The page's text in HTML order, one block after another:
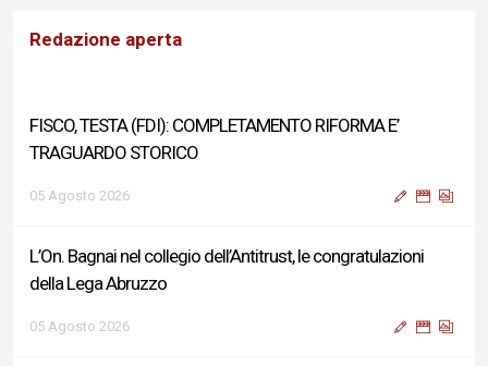
Redazione aperta
FISCO, TESTA (FDI): COMPLETAMENTO RIFORMA E’
TRAGUARDO STORICO
05 Agosto 2026
L’On. Bagnai nel collegio dell’Antitrust, le congratulazioni
della Lega Abruzzo
05 Agosto 2026